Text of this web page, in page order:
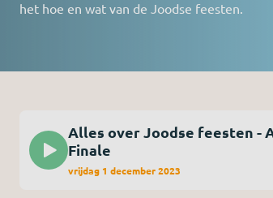
het hoe en wat van de Joodse feesten.
Alles over Joodse feesten -
Finale
vrijdag 1 december 2023